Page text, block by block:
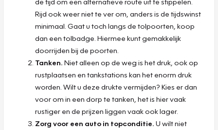
Rijd ook weer niet te ver om, anders is de tijdswinst
minimaal. Gaat u toch langs de tolpoorten, koop
dan een tolbadge. Hiermee kunt gemakkelijk
doorrijden bij de poorten.
Tanken. Niet alleen op de weg is het druk, ook op
rustplaatsen en tankstations kan het enorm druk
worden. Wilt u deze drukte vermijden? Kies er dan
voor om in een dorp te tanken, het is hier vaak
rustiger en de prijzen liggen vaak ook lager.
Zorg voor een auto in topconditie. U wilt niet